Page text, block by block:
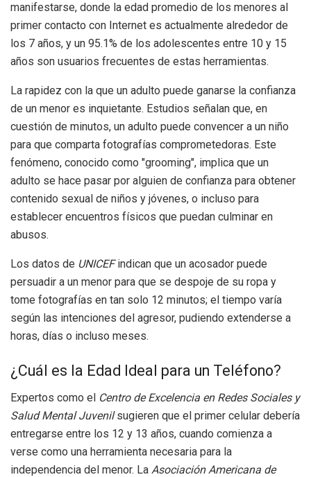
manifestarse, donde la edad promedio de los menores al
primer contacto con Internet es actualmente alrededor de
los 7 años, y un 95.1% de los adolescentes entre 10 y 15
años son usuarios frecuentes de estas herramientas.
La rapidez con la que un adulto puede ganarse la confianza
de un menor es inquietante. Estudios señalan que, en
cuestión de minutos, un adulto puede convencer a un niño
para que comparta fotografías comprometedoras. Este
fenómeno, conocido como "grooming", implica que un
adulto se hace pasar por alguien de confianza para obtener
contenido sexual de niños y jóvenes, o incluso para
establecer encuentros físicos que puedan culminar en
abusos.
Los datos de UNICEFindican que un acosador puede
persuadir a un menor para que se despoje de su ropa y
tome fotografías en tan solo 12 minutos; el tiempo varía
según las intenciones del agresor, pudiendo extenderse a
horas, días o incluso meses.
¿Cuál es la Edad Ideal para un Teléfono?
Expertos como el Centro de Excelencia en Redes Sociales y
Salud Mental Juvenilsugieren que el primer celular debería
entregarse entre los 12 y 13 años, cuando comienza a
verse como una herramienta necesaria para la
independencia del menor. La Asociación Americana de